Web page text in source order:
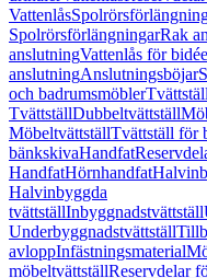
Vattenlås
SpolrörsförlängningarRak
anslutningVattenlås för
anslutningAnslutningsböjar
och badrumsmöblerTvättställ
TvättställDubbeltvättställ
MöbeltvättställTvättställ för
bänkskivaHandfat
HandfatHörnhandfat
Halvinbyggda
tvättställInbyggnadstvättställ
Underbyggnadstvättställ
avloppInfästningsmaterial
möbeltvättställReservdelar